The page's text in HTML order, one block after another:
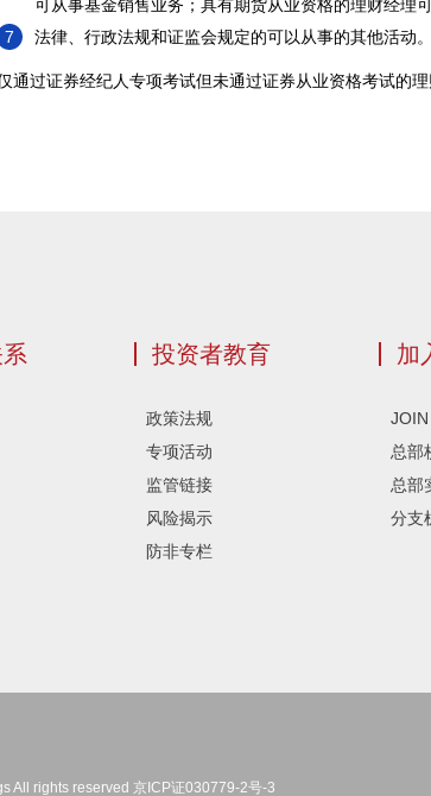
可从事基金销售业务；具有期货从业资格的理财经理
7
法律、行政法规和证监会规定的可以从事的其他活动。
通过证券经纪人专项考试但未通过证券从业资格考试的
投资者教育
政策法规
专项活动
监管链接
风险揭示
防非专栏
加
总部
总部
分支
All rights reserved 京ICP证030779-2号-3